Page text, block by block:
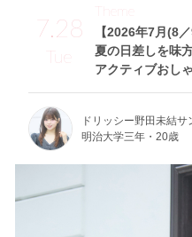
7.28
Tue
【2026年7月(8／
夏の日差しを味
アクティブおし
Theme
ドリッシー野田未結
明治大学三年・20歳